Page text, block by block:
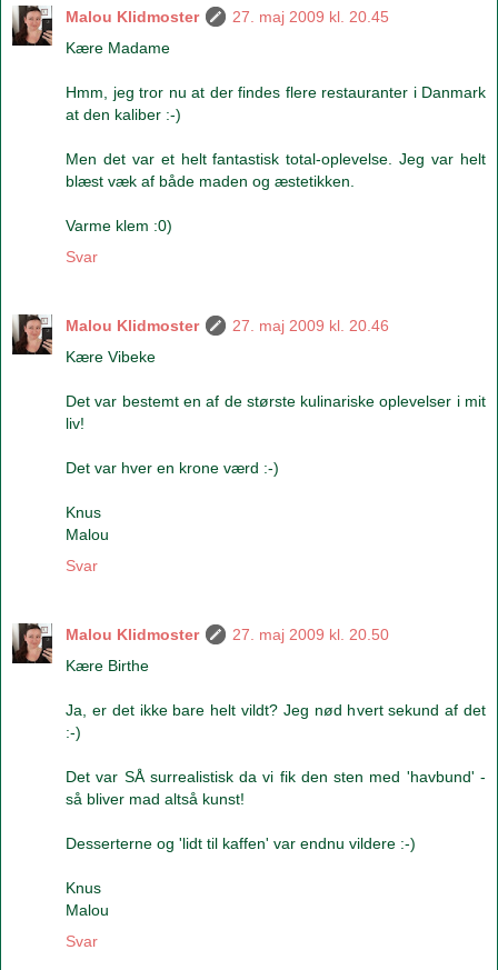
Malou Klidmoster
27. maj 2009 kl. 20.45
Kære Madame
Hmm, jeg tror nu at der findes flere restauranter i Danmark
at den kaliber :-)
Men det var et helt fantastisk total-oplevelse. Jeg var helt
blæst væk af både maden og æstetikken.
Varme klem :0)
Svar
Malou Klidmoster
27. maj 2009 kl. 20.46
Kære Vibeke
Det var bestemt en af de største kulinariske oplevelser i mit
liv!
Det var hver en krone værd :-)
Knus
Malou
Svar
Malou Klidmoster
27. maj 2009 kl. 20.50
Kære Birthe
Ja, er det ikke bare helt vildt? Jeg nød hvert sekund af det
:-)
Det var SÅ surrealistisk da vi fik den sten med 'havbund' -
så bliver mad altså kunst!
Desserterne og 'lidt til kaffen' var endnu vildere :-)
Knus
Malou
Svar